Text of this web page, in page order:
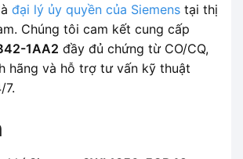
đại lý ủy quyền của Siemens tại thị
Chúng tôi cam kết cung cấp
1AA2 đầy đủ chứng từ CO/CQ,
hãng và hỗ trợ tư vấn kỹ thuật
7.